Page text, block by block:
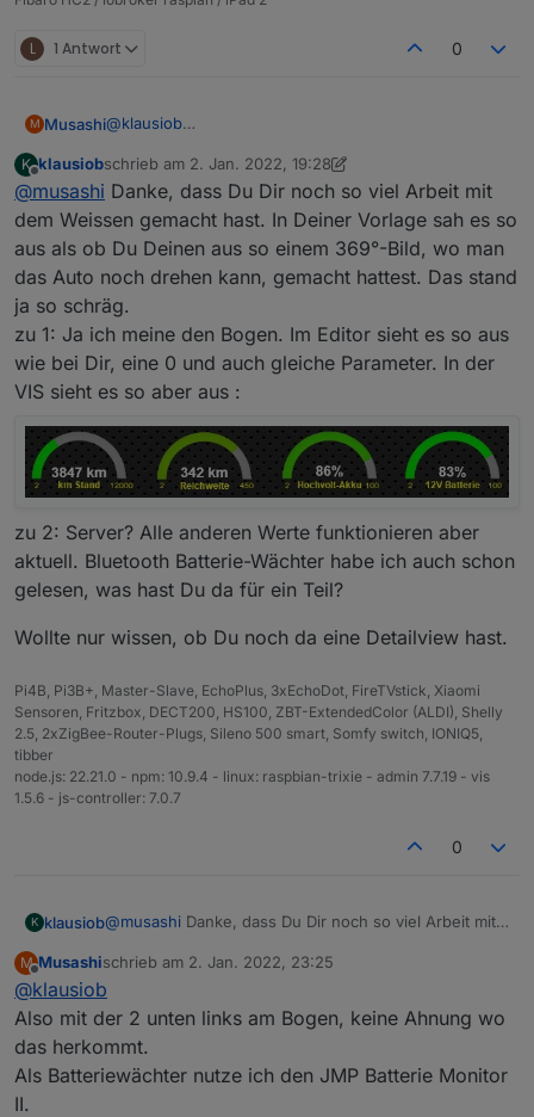
L 1 Antwort 0
M Musashi@klausiob
Google Suche und dann mit Gimp nachbearbeitet.
Bei mir wird er in der Vis auch korrekt dargestellt mit
transparentem Hintergrund:
.
Zu deinen Fragen:
Meinst du beim Bogen der die Reichweite
anzeigen soll, da wo eigentlich eine "Null"
stehen sollte?
Bei mir war der Wert auch mal eine Weile
App auf dem Handy. Aber jetzt funktioniert es
mal das es am Bluelink Server liegt.
Ich logge die Daten auch zusätzlich mit einem
Bluetooth Batterie-Wächter...
Nein eine solche Icon Sammlung habe ich leider
nicht. Meine Visu läuft auf einem iPad das im
K klausiobschrieb am 2. Jan. 2022, 19:28
zuletzt editiert von klausiob1. Feb. 2022, 20:29
@musashi Danke, dass Du Dir noch so viel Arbeit mit
dem Weissen gemacht hast. In Deiner Vorlage sah es so
aus als ob Du Deinen aus so einem 369°-Bild, wo man
das Auto noch drehen kann, gemacht hattest. Das stand
ja so schräg.
zu 1: Ja ich meine den Bogen. Im Editor sieht es so aus
wie bei Dir, eine 0 und auch gleiche Parameter. In der
VIS sieht es so aber aus :
zu 2: Server? Alle anderen Werte funktionieren aber
aktuell. Bluetooth Batterie-Wächter habe ich auch schon
gelesen, was hast Du da für ein Teil?
Wollte nur wissen, ob Du noch da eine Detailview hast.
Pi4B, Pi3B+, Master-Slave, EchoPlus, 3xEchoDot, FireTVstick, Xiaomi
Sensoren, Fritzbox, DECT200, HS100, ZBT-ExtendedColor (ALDI), Shelly
2.5, 2xZigBee-Router-Plugs, Sileno 500 smart, Somfy switch, IONIQ5,
tibber
node.js: 22.21.0 - npm: 10.9.4 - linux: raspbian-trixie - admin 7.7.19 - vis
1.5.6 - js-controller: 7.0.7
0
K klausiob@musashi Danke, dass Du Dir noch so viel Arbeit mit
so aus als ob Du Deinen aus so einem 369°-Bild, wo
man das Auto noch drehen kann, gemacht hattest.
Das stand ja so schräg.
zu 1: Ja ich meine den Bogen. Im Editor sieht es so
aus wie bei Dir, eine 0 und auch gleiche Parameter. In
der VIS sieht es so aber aus :
Wollte nur wissen, ob Du noch da eine Detailview
hast.
M
Offline
Musashischrieb am 2. Jan. 2022, 23:25
zuletzt editiert von
@klausiob
Also mit der 2 unten links am Bogen, keine Ahnung wo
das herkommt.
Als Batteriewächter nutze ich den JMP Batterie Monitor
II.